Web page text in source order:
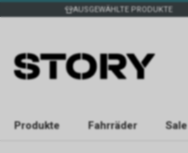
AUSGEWÄHLTE PRODUKTE
Produkte Fahrräder Sale